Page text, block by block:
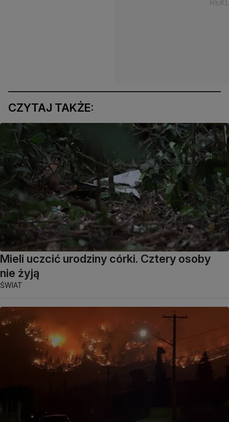
CZYTAJ TAKŻE:
Mieli uczcić urodziny córki. Cztery osoby
nie żyją
ŚWIAT